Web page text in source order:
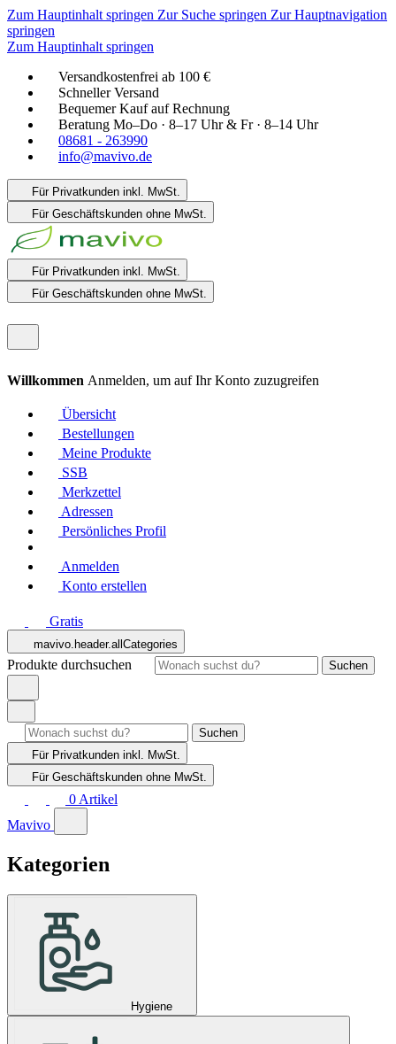
Zum Hauptinhalt springen Zur Suche springen Zur Hauptnavigation
springen
Zum Hauptinhalt springen
Versandkostenfrei ab 100 €
Schneller Versand
Bequemer Kauf auf Rechnung
Beratung Mo–Do · 8–17 Uhr & Fr · 8–14 Uhr
08681 - 263990
info@mavivo.de
Für Privatkunden inkl. MwSt.
Für Geschäftskunden ohne MwSt.
Für Privatkunden inkl. MwSt.
Für Geschäftskunden ohne MwSt.
Willkommen Anmelden, um auf Ihr Konto zuzugreifen
Übersicht
Bestellungen
Meine Produkte
SSB
Merkzettel
Adressen
Persönliches Profil
Anmelden
Konto erstellen
Gratis
mavivo.header.allCategories
Produkte durchsuchen Suchen
Suchen
Für Privatkunden inkl. MwSt.
Für Geschäftskunden ohne MwSt.
0 Artikel
Mavivo
Kategorien
Hygiene